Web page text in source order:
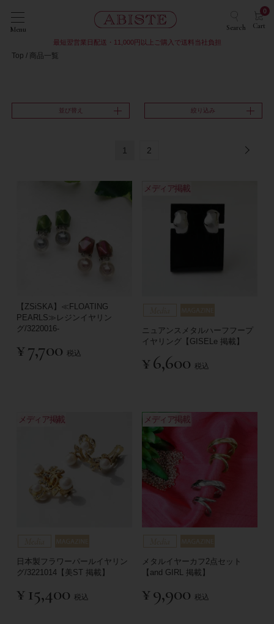
Menu Search Cart
0
最短翌営業日配送・11,000円以上ご購入で送料当社負担
Top 商品一覧
並び替え 絞り込み
1 2
【ZSiSKA】≪FLOATING
PEARLS≫レジンイヤリン
グ/3220016-
¥7,700 税込
メディア掲載
ニュアンスメタルハーフフープ
イヤリング【GISELe 掲載】
¥6,600 税込
メディア掲載
日本製フラワーパールイヤリン
グ/3221014【美ST 掲載】
¥ 15,400 税込
メディア掲載
メタルイヤーカフ2点セット
【and GIRL 掲載】
¥9,900 税込